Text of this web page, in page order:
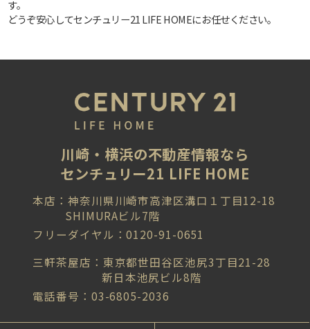
す。
どうぞ安心してセンチュリー21 LIFE HOMEにお任せください。
川崎・横浜の不動産情報なら
センチュリー21 LIFE HOME
本店：神奈川県川崎市高津区溝口１丁目12-18
SHIMURAビル7階
フリーダイヤル：0120-91-0651
三軒茶屋店：東京都世田谷区池尻3丁目21-28
新日本池尻ビル8階
電話番号：03-6805-2036